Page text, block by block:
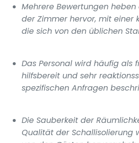
Mehrere Bewertungen
der Zimmer hervor, mit einer
die sich von den üblichen
Das Personal wird häufig als
hilfsbereit und sehr
spezifischen Anfragen
Die Sauberkeit der
Qualität der Schallisolierung